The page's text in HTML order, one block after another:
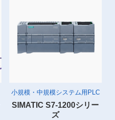
小規模・中規模システム用PLC
SIMATIC S7-1200シリー
ズ